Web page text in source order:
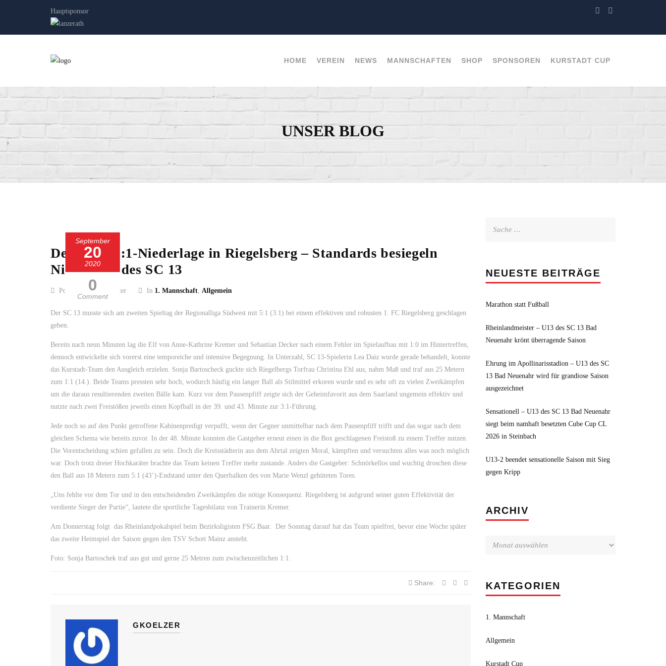
Hauptsponsor
HOME VEREIN NEWS MANNSCHAFTEN SHOP SPONSOREN KURSTADT CUP
UNSER BLOG
September
20
2020
0
Comment
Deutliche 5:1-Niederlage in Riegelsberg – Standards besiegeln
Niederlage des SC 13
Posted by Guido Kölzer In 1. Mannschaft, Allgemein
Der SC 13 musste sich am zweiten Spieltag der Regionalliga Südwest mit 5:1 (3:1) bei einem effektiven und robusten 1. FC Riegelsberg geschlagen
geben.
Bereits nach neun Minuten lag die Elf von Anne-Kathrine Kremer und Sebastian Decker nach einem Fehler im Spielaufbau mit 1:0 im Hintertreffen,
dennoch entwickelte sich vorerst eine temporeiche und intensive Begegnung. In Unterzahl, SC 13-Spielerin Lea Daiz wurde gerade behandelt, konnte
das Kurstadt-Team den Ausgleich erzielen. Sonja Bartoscheck guckte sich Riegelbergs Torfrau Christina Ehl aus, nahm Maß und traf aus 25 Metern
zum 1:1 (14.). Beide Teams pressten sehr hoch, wodurch häufig ein langer Ball als Stilmittel erkoren wurde und es sehr oft zu vielen Zweikämpfen
um die daraus resultierenden zweiten Bälle kam. Kurz vor dem Pausenpfiff zeigte sich der Geheimfavorit aus dem Saarland ungemein effektiv und
nutzte nach zwei Freistößen jeweils einen Kopfball in der 39. und 43. Minute zur 3:1-Führung.
Jede noch so auf den Punkt getroffene Kabinenpredigt verpufft, wenn der Gegner unmittelbar nach dem Pausenpfiff trifft und das sogar nach dem
gleichen Schema wie bereits zuvor. In der 48. Minute konnten die Gastgeber erneut einen in die Box geschlagenen Freistoß zu einem Treffer nutzen.
Die Vorentscheidung schien gefallen zu sein. Doch die Kreisstädterin aus dem Ahrtal zeigten Moral, kämpften und versuchten alles was noch möglich
war. Doch trotz dreier Hochkaräter brachte das Team keinen Treffer mehr zustande. Anders die Gastgeber: Schnörkellos und wuchtig droschen diese
den Ball aus 18 Metern zum 5:1 (43‘)-Endstand unter den Querbalken des von Marie Wenzl gehüteten Tores.
„Uns fehlte vor dem Tor und in den entscheidenden Zweikämpfen die nötige Konsequenz. Riegelsberg ist aufgrund seiner guten Effektivität der
verdiente Sieger der Partie“, lautete die sportliche Tagesbilanz von Trainerin Kremer.
Am Donnerstag folgt das Rheinlandpokalspiel beim Bezirksligisten FSG Baar. Der Sonntag darauf hat das Team spielfrei, bevor eine Woche später
das zweite Heimspiel der Saison gegen den TSV Schott Mainz ansteht.
Foto: Sonja Bartoschek traf aus gut und gerne 25 Metren zum zwischenzeitlichen 1:1.
Share:
GKOELZER
NEUESTE BEITRÄGE
Marathon statt Fußball
Rheinlandmeister – U13 des SC 13 Bad
Neuenahr krönt überragende Saison
Ehrung im Apollinarisstadion – U13 des SC
13 Bad Neuenahr wird für grandiose Saison
ausgezeichnet
Sensationell – U13 des SC 13 Bad Neuenahr
siegt beim namhaft besetzten Cube Cup CL
2026 in Steinbach
U13-2 beendet sensationelle Saison mit Sieg
gegen Kripp
ARCHIV
KATEGORIEN
1. Mannschaft
Allgemein
Kurstadt Cup